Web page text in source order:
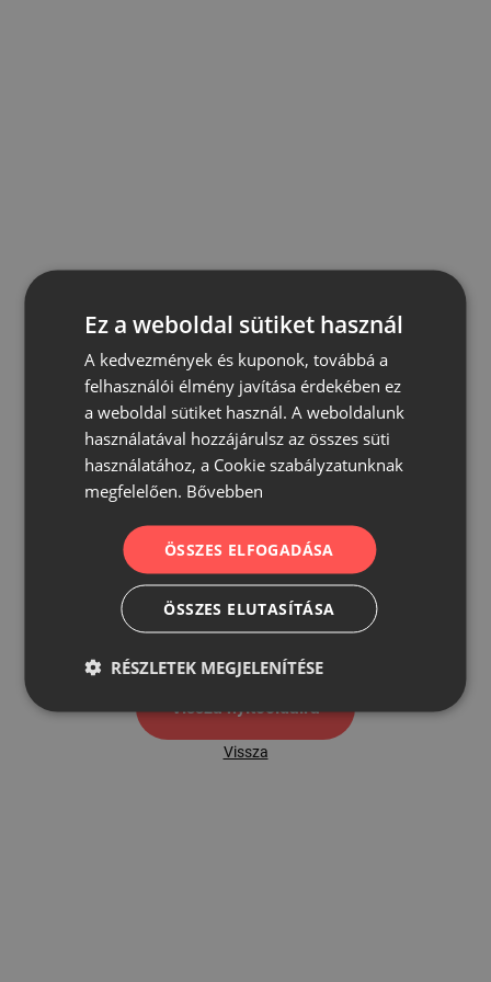
500
Vissza nyítóoldalra
Vissza
Ez a weboldal sütiket használ
A kedvezmények és kuponok, továbbá a
felhasználói élmény javítása érdekében ez
a weboldal sütiket használ. A weboldalunk
használatával hozzájárulsz az összes süti
használatához, a Cookie szabályzatunknak
megfelelően. Bővebben
ÖSSZES ELFOGADÁSA
ÖSSZES ELUTASÍTÁSA
RÉSZLETEK MEGJELENÍTÉSE